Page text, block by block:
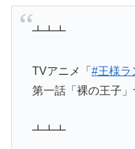
┻┻┻
TVアニメ「 #王様ラ
第一話「裸の王子
┻┻┻